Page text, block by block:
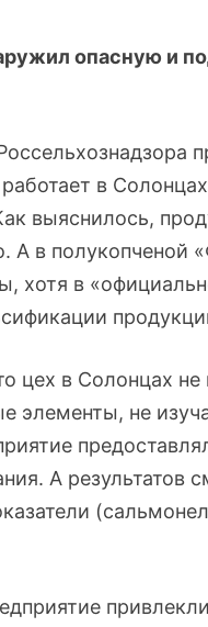
опасную и
в
выяснилось,
А в полукопченой
хотя в
цех в Солонцах
элементы, не
А результатов